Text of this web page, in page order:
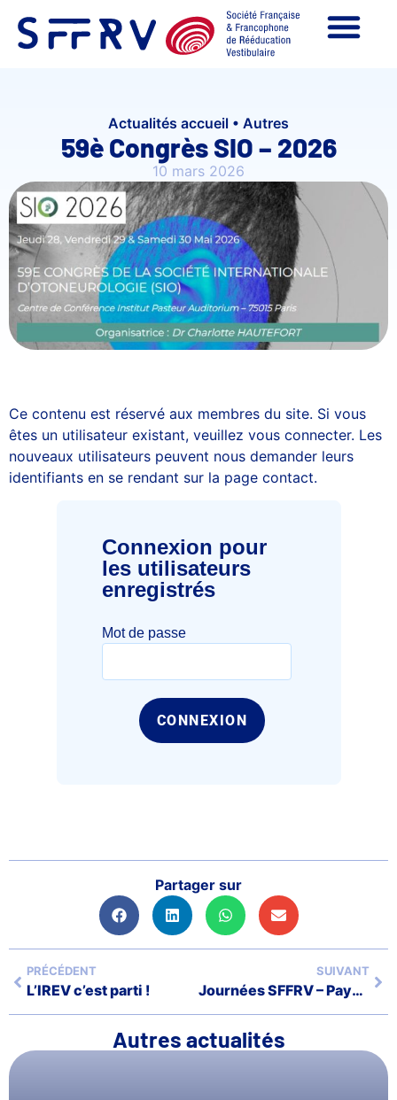
Actualités accueil • Autres
59è Congrès SIO – 2026
10 mars 2026
Ce contenu est réservé aux membres du site. Si vous
êtes un utilisateur existant, veuillez vous connecter. Les
nouveaux utilisateurs peuvent nous demander leurs
identifiants en se rendant sur la page contact.
Connexion pour
les utilisateurs
enregistrés
Mot de passe
Partager sur
PRÉCÉDENT
L’IREV c’est parti !
SUIVANT
Journées SFFRV – Pays de Loire – 21 novembre 2026
Autres actualités